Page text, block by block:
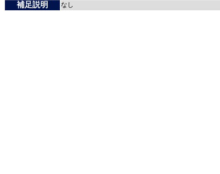
補足説明 なし